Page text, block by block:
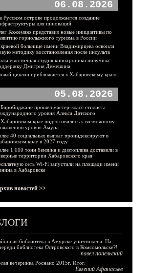
06.08.2026
Русском острове продолжается создание
для инноваций
Кожемяко представил новые инициативы по
горнолыжного туризма в России
больнице имени Владимирцева освоили
методику восстановления после инсульта
студия кинохроники получила
Дмитрия Демешина
циклон приближается к Хабаровскому краю
05.08.2026
прошел мастер-класс стилиста
уровня Алекса Датского
крае подготовились к возможному
уровня Амура
40 социальных выплат проиндексируют в
крае в 2027 году
1 000 тонн бензина и дизтоплива доставили в
территории Хабаровского края
сеть Wi-Fi запустили на площади имени
в Хабаровске
новостей >>
библиотека в Амурске уничтожена. На
библиотека Островского в Комсомольске?!
павел попельский
вечеринка Роснано 2015г. Итог.
Евгений Афанасьев